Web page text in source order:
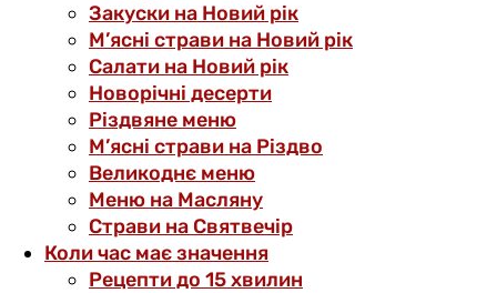
Закуски на Новий рік
М’ясні страви на Новий рік
Салати на Новий рік
Новорічні десерти
Різдвяне меню
М’ясні страви на Різдво
Великоднє меню
Меню на Масляну
Страви на Святвечір
Коли час має значення
Рецепти до 15 хвилин